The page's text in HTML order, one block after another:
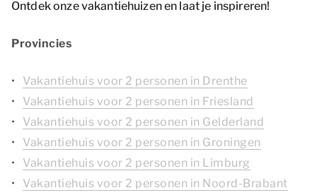
Ontdek onze vakantiehuizen en laat je inspireren!
Provincies
Vakantiehuis voor 2 personen in Drenthe
Vakantiehuis voor 2 personen in Friesland
Vakantiehuis voor 2 personen in Gelderland
Vakantiehuis voor 2 personen in Groningen
Vakantiehuis voor 2 personen in Limburg
Vakantiehuis voor 2 personen in Noord-Brabant